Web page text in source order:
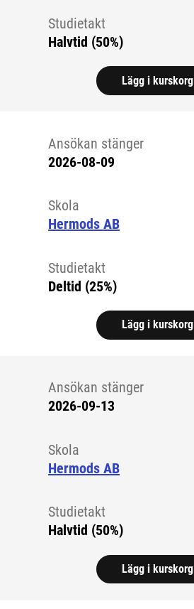
Studietakt
Halvtid (50%)
Lägg i kurskorg
Ansökan stänger
2026-08-09
Skola
Hermods AB
Studietakt
Deltid (25%)
Lägg i kurskorg
Ansökan stänger
2026-09-13
Skola
Hermods AB
Studietakt
Halvtid (50%)
Lägg i kurskorg